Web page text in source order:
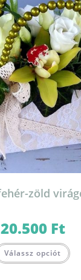
zöld
20.500 Ft
Válassz opciót